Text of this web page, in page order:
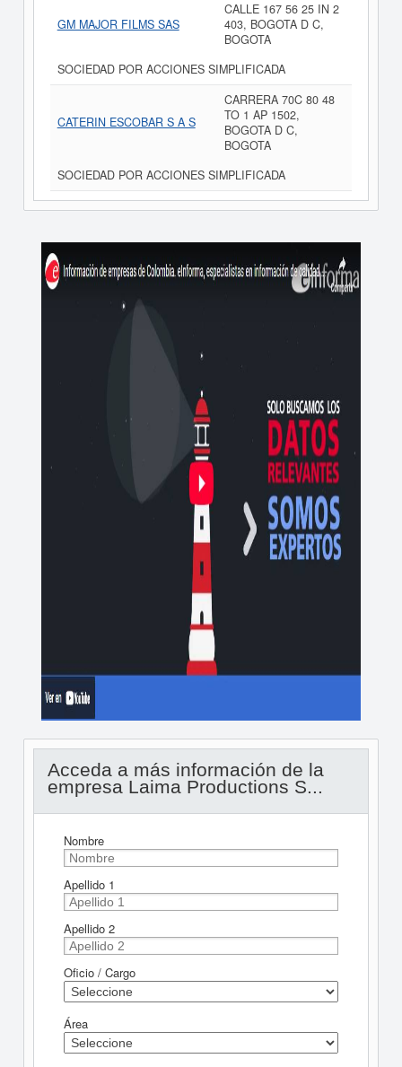
GM MAJOR FILMS SAS
CALLE 167 56 25 IN 2
403, BOGOTA D C,
BOGOTA
SOCIEDAD POR ACCIONES SIMPLIFICADA
CATERIN ESCOBAR S A S
CARRERA 70C 80 48
TO 1 AP 1502,
BOGOTA D C,
BOGOTA
SOCIEDAD POR ACCIONES SIMPLIFICADA
Acceda a más información de la
empresa Laima Productions S...
Nombre
Apellido 1
Apellido 2
Oficio / Cargo
Área